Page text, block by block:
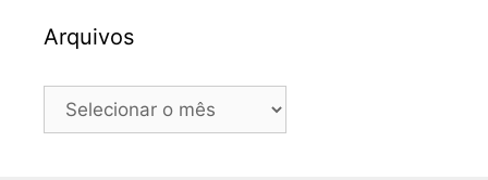
Arquivos
Arquivos